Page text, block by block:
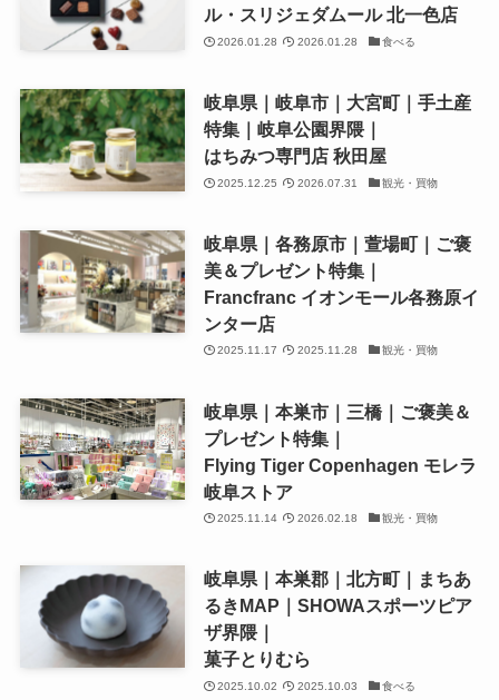
ル・スリジェダムール 北一色店
2026.01.28 2026.01.28 食べる
岐阜県｜岐阜市｜大宮町｜手土産
特集｜岐阜公園界隈｜
はちみつ専門店 秋田屋
2025.12.25 2026.07.31 観光・買物
岐阜県｜各務原市｜萱場町｜ご褒
美＆プレゼント特集｜
Francfranc イオンモール各務原イ
ンター店
2025.11.17 2025.11.28 観光・買物
岐阜県｜本巣市｜三橋｜ご褒美＆
プレゼント特集｜
Flying Tiger Copenhagen モレラ
岐阜ストア
2025.11.14 2026.02.18 観光・買物
岐阜県｜本巣郡｜北方町｜まちあ
るきMAP｜SHOWAスポーツピア
ザ界隈｜
菓子とりむら
2025.10.02 2025.10.03 食べる